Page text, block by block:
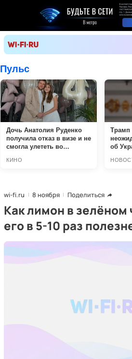
wi-fi.ru 8 ноября Поделиться
Как лимон в зелёном
его в 5-10 раз